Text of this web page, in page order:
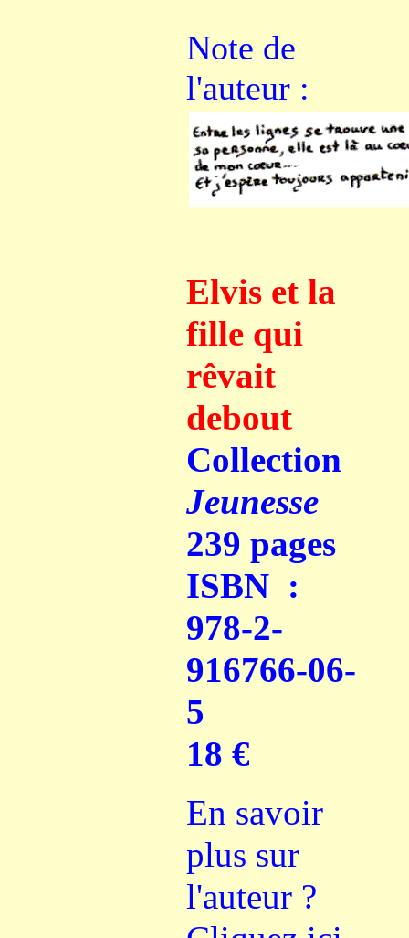
Note de
l'auteur :
Elvis et la
fille qui
rêvait
debout
Collection
Jeunesse
239 pages
ISBN :
978-2-
916766-06-
5
18 €
En savoir
plus sur
l'auteur ?